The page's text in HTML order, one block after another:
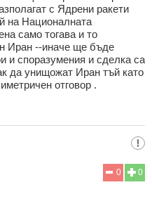
с Ядрени ракети
на Националната
само тогава и то
Иран --иначе ще бъде
и споразумения и сделка са
да унищожат Иран тъй като
отговор .
0
0